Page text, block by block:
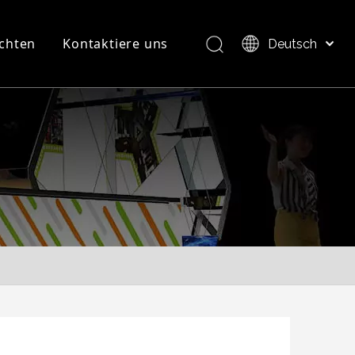
Produktübersicht
Kontaktiere uns Deutsch
العربية
日本語
Pусский
Nederlands
Português
Español
English